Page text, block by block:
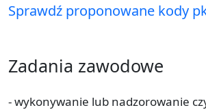
Sprawdź proponowane kody
Zadania zawodowe
- wykonywanie lub nadzorowanie